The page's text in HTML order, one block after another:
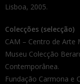
Lisboa, 2005.
Colecções (selecção)
CAM – Centro de Arte
Museu Colecção
Contemporânea.
Fundação Carmona e